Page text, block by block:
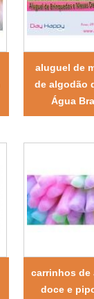
aluguel de
de algodão
Água
carrinhos de
doce e